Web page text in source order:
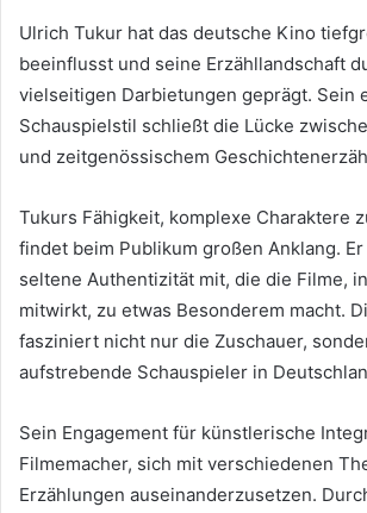
Ulrich Tukur hat das deutsche Kino
beeinflusst und seine Erzähllandschaft
vielseitigen Darbietungen geprägt. Sein
Schauspielstil schließt die Lücke
und zeitgenössischem
Tukurs Fähigkeit, komplexe Charaktere
findet beim Publikum großen Anklang.
seltene Authentizität mit, die die Filme,
mitwirkt, zu etwas Besonderem macht.
fasziniert nicht nur die Zuschauer,
aufstrebende Schauspieler in
Sein Engagement für künstlerische
Filmemacher, sich mit verschiedenen
Erzählungen auseinanderzusetzen.